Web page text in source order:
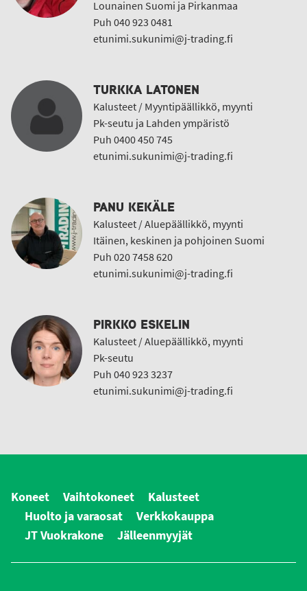
Lounainen Suomi ja Pirkanmaa
Puh 040 923 0481
etunimi.sukunimi@j-trading.fi
TURKKA LATONEN
Kalusteet / Myyntipäällikkö, myynti
Pk-seutu ja Lahden ympäristö
Puh 0400 450 745
etunimi.sukunimi@j-trading.fi
PANU KEKÄLE
Kalusteet / Aluepäällikkö, myynti
Itäinen, keskinen ja pohjoinen Suomi
Puh 020 7458 620
etunimi.sukunimi@j-trading.fi
PIRKKO ESKELIN
Kalusteet / Aluepäällikkö, myynti
Pk-seutu
Puh 040 923 3237
etunimi.sukunimi@j-trading.fi
Koneet Vaihtokoneet
Kalusteet
Huolto ja varaosat
Verkkokauppa
JT Vuokrakone
Jälleenmyyjät